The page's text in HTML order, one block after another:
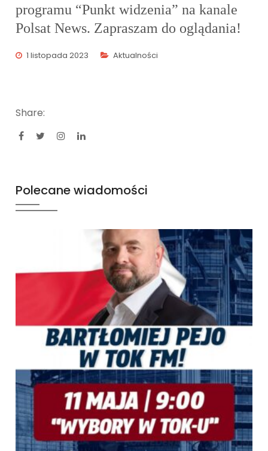
programu “Punkt widzenia” na kanale
Polsat News. Zapraszam do oglądania!
1 listopada 2023 Aktualności
Share:
Polecane wiadomości